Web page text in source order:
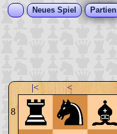
Neues Spiel Partien
|< <
8